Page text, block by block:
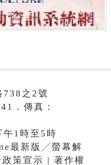
738之2號
．傳真：
午1時至5時
最新版╱螢幕解
策宣示 | 著作權